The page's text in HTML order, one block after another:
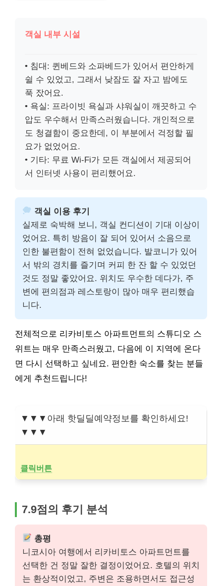
객실 내부 시설
• 침대: 퀸베드와 소파베드가 있어서 편안하게
쉴 수 있었고, 그래서 낮잠도 잘 자고 밤에도
푹 잤어요.
• 욕실: 프라이빗 욕실과 샤워실이 깨끗하고 수
압도 우수해서 만족스러웠습니다. 개인적으로
도 청결함이 중요한데, 이 부분에서 걱정할 필
요가 없었어요.
• 기타: 무료 Wi-Fi가 모든 객실에서 제공되어
서 인터넷 사용이 편리했어요.
객실 이용 후기
실제로 숙박해 보니, 객실 컨디션이 기대 이상이
었어요. 특히 방음이 잘 되어 있어서 소음으로
인한 불편함이 전혀 없었습니다. 발코니가 있어
서 밖의 경치를 즐기며 커피 한 잔 할 수 있었던
것도 정말 좋았어요. 위치도 우수한 데다가, 주
변에 편의점과 레스토랑이 많아 매우 편리했습
니다.
전체적으로 리카비토스 아파트먼트의 스튜디오 스
위트는 매우 만족스러웠고, 다음에 이 지역에 온다
면 다시 선택하고 싶네요. 편안한 숙소를 찾는 분들
에게 추천드립니다!
▼▼▼아래 핫딜딜예약정보를 확인하세요!
▼▼▼
클릭버튼
7.9점의 후기 분석
총평
니코시아 여행에서 리카비토스 아파트먼트를
선택한 건 정말 잘한 결정이었어요. 호텔의 위치
는 환상적이었고, 주변은 조용하면서도 접근성